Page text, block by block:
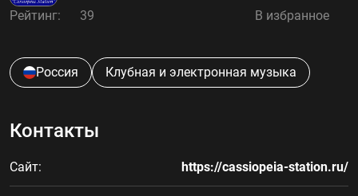
Добавить радиостанцию
Конфиденциальность
Рейтинг: 39 В избранное
Россия Клубная и электронная музыка
Контакты
Сайт: https://cassiopeia-station.ru/